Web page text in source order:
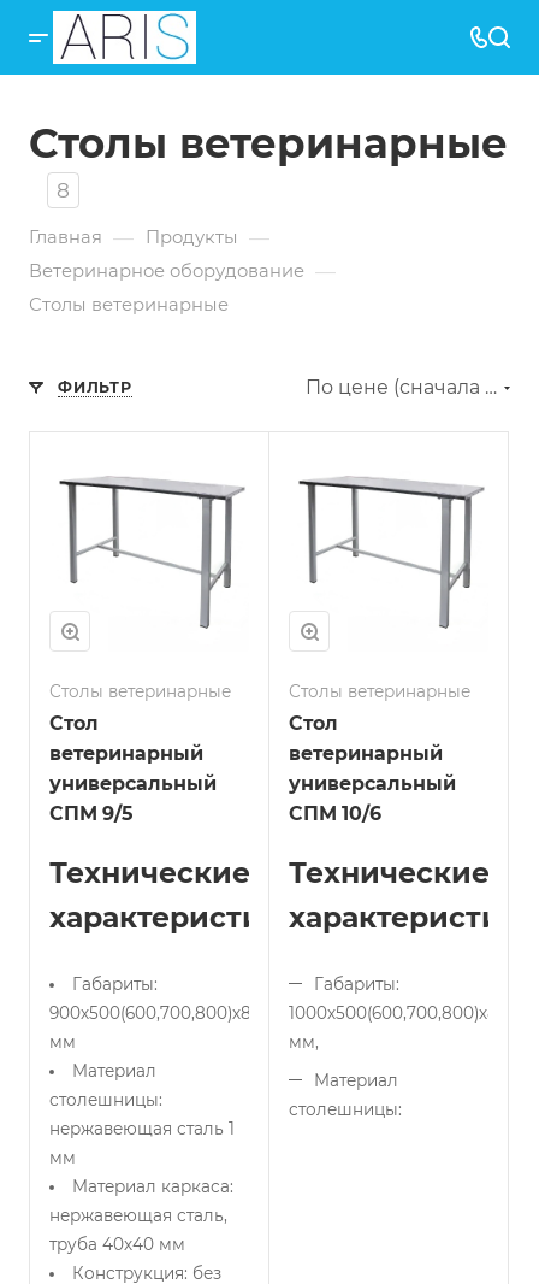
Столы ветеринарные
8
Главная — Продукты —
Ветеринарное оборудование —
Столы ветеринарные
ФИЛЬТР По цене (сначала дешёвые)
Столы ветеринарные
Стол
ветеринарный
универсальный
СПМ 9/5
Технические
характеристики
Габариты:
900х500(600,700,800)х850
мм
Материал
столешницы:
нержавеющая сталь 1
мм
Материал каркаса:
нержавеющая сталь,
труба 40х40 мм
Конструкция: без
Столы ветеринарные
Стол
ветеринарный
универсальный
СПМ 10/6
Технические
Габариты:
1000х500(600,700,800)х850
мм,
Материал
столешницы: